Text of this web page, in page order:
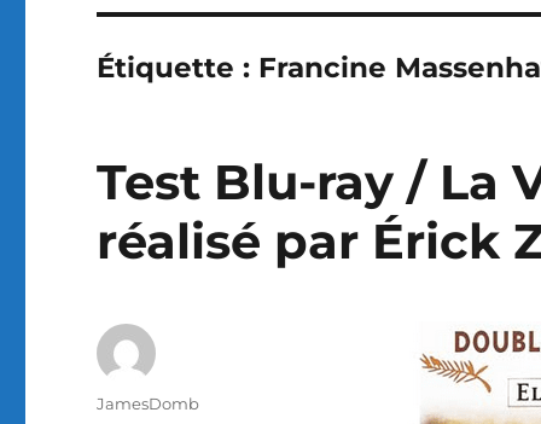
Étiquette : Francine
Test Blu-ray / La
réalisé par Érick
Auteur
JamesDomb